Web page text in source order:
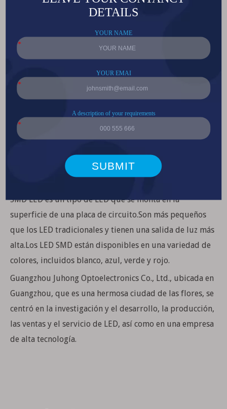
comunes son rojo, verde, azul y blanco.Sin embargo, hay
El tipo de chip utilizado en el LED SMD también es un
factor importante a considerar al elegir un LED SMD.Hay
dos tipos de chips utilizados en los LED: chips de
montaje en superficie (SM) y chips de orificio pasante
pequeños que los chips de orificio pasante y se pueden
montar en ambos lados de una placa de circuito.Los
lado de una placa de circuito.
LED 3030 SMD
SMD LED es un tipo de LED que se monta en la
superficie de una placa de circuito.Son más pequeños
que los LED tradicionales y tienen una salida de luz más
alta.Los LED SMD están disponibles en una variedad de
colores, incluidos blanco, azul, verde y rojo.
Guangzhou Juhong Optoelectronics Co., Ltd., ubicada en
Guangzhou, que es una hermosa ciudad de las flores, se
centró en la investigación y el desarrollo, la producción,
las ventas y el servicio de LED, así como en una empresa
de alta tecnología.